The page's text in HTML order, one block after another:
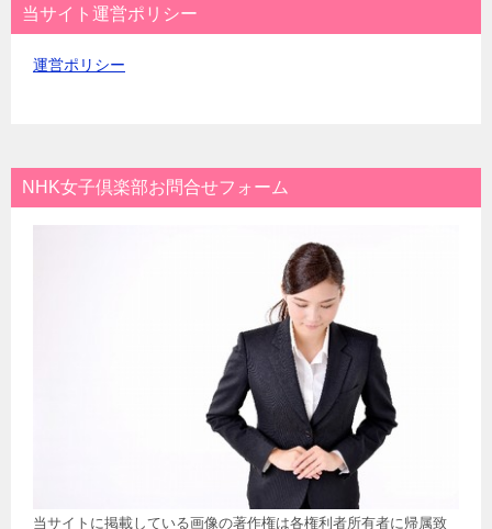
当サイト運営ポリシー
運営ポリシー
NHK女子倶楽部お問合せフォーム
当サイトに掲載している画像の著作権は各権利者所有者に帰属致